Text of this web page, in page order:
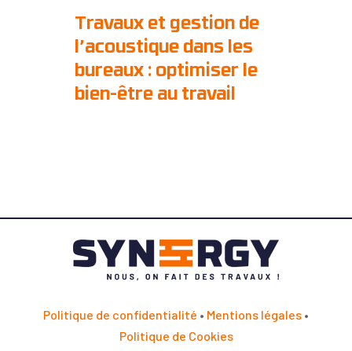
Travaux et gestion de
l’acoustique dans les
bureaux : optimiser le
bien-être au travail
Politique de confidentialité • Mentions légales •
Politique de Cookies